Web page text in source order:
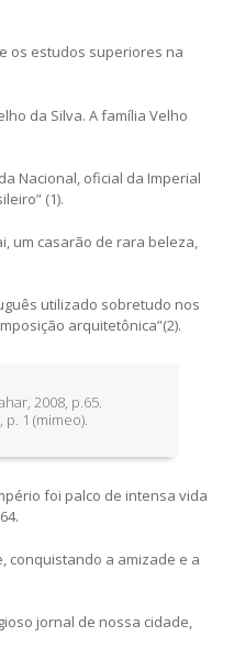
os estudos superiores na
da Silva. A família Velho
Nacional, oficial da Imperial
(1).
um casarão de rara beleza,
utilizado sobretudo nos
arquitetônica”(2).
2008, p.65.
1 (mimeo).
foi palco de intensa vida
conquistando a amizade e a
jornal de nossa cidade,